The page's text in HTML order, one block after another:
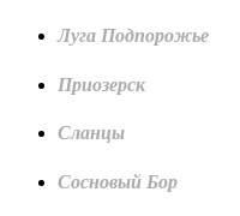
Луга Подпорожье
Приозерск
Сланцы
Сосновый Бор